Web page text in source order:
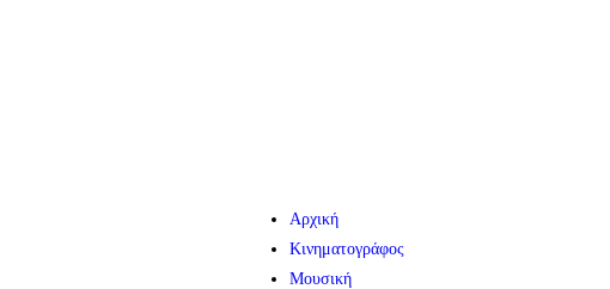
Αρχική
Κινηματογράφος
Μουσική